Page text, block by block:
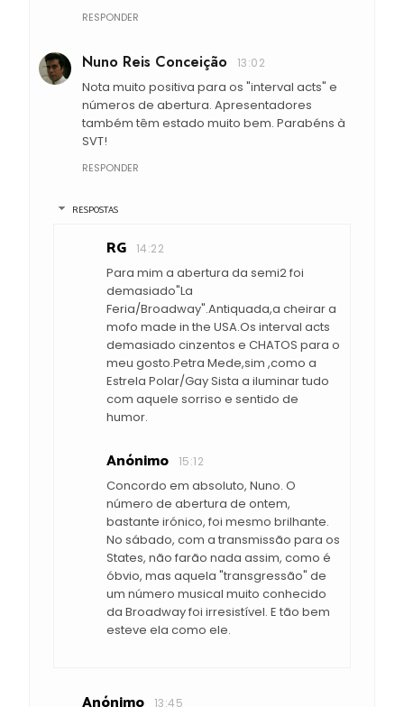
RESPONDER
Nuno Reis Conceição 13:02
Nota muito positiva para os "interval acts" e
números de abertura. Apresentadores
também têm estado muito bem. Parabéns à
SVT!
RESPONDER
RESPOSTAS
RG 14:22
Para mim a abertura da semi2 foi
demasiado"La
Feria/Broadway".Antiquada,a cheirar a
mofo made in the USA.Os interval acts
demasiado cinzentos e CHATOS para o
meu gosto.Petra Mede,sim ,como a
Estrela Polar/Gay Sista a iluminar tudo
com aquele sorriso e sentido de
humor.
Anónimo 15:12
Concordo em absoluto, Nuno. O
número de abertura de ontem,
bastante irónico, foi mesmo brilhante.
No sábado, com a transmissão para os
States, não farão nada assim, como é
óbvio, mas aquela "transgressão" de
um número musical muito conhecido
da Broadway foi irresistível. E tão bem
esteve ela como ele.
13:45